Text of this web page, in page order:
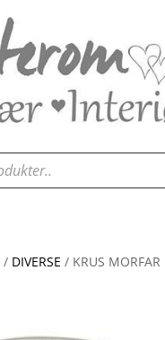
/ DIVERSE / KRUS MORFAR